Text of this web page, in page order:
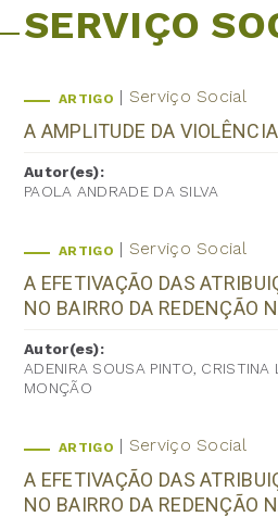
SERVIÇO
ARTIGO Serviço Social
A AMPLITUDE DA
Autor(es):
PAOLA ANDRADE DA SILVA
ARTIGO Serviço Social
A EFETIVAÇÃO DAS
NO BAIRRO DA REDENÇÃO
Autor(es):
ADENIRA SOUSA PINTO,
MONÇÃO
ARTIGO Serviço Social
A EFETIVAÇÃO DAS
NO BAIRRO DA REDENÇÃO